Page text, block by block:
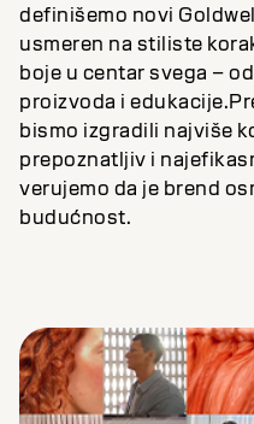
definišemo novi
usmeren na stiliste
boje u centar svega –
proizvoda i
bismo izgradili najviše
prepoznatljiv i
verujemo da je brend
budućnost.